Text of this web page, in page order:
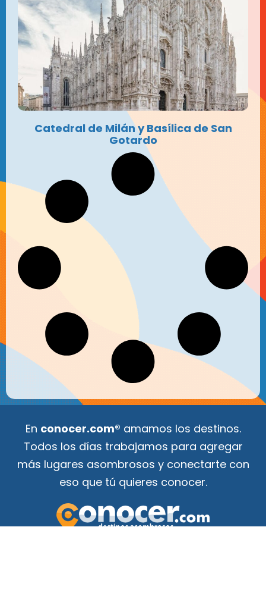
Catedral de Milán y Basílica de San
Gotardo
En conocer.com® amamos los destinos.
Todos los días trabajamos para agregar
más lugares asombrosos y conectarte con
eso que tú quieres conocer.